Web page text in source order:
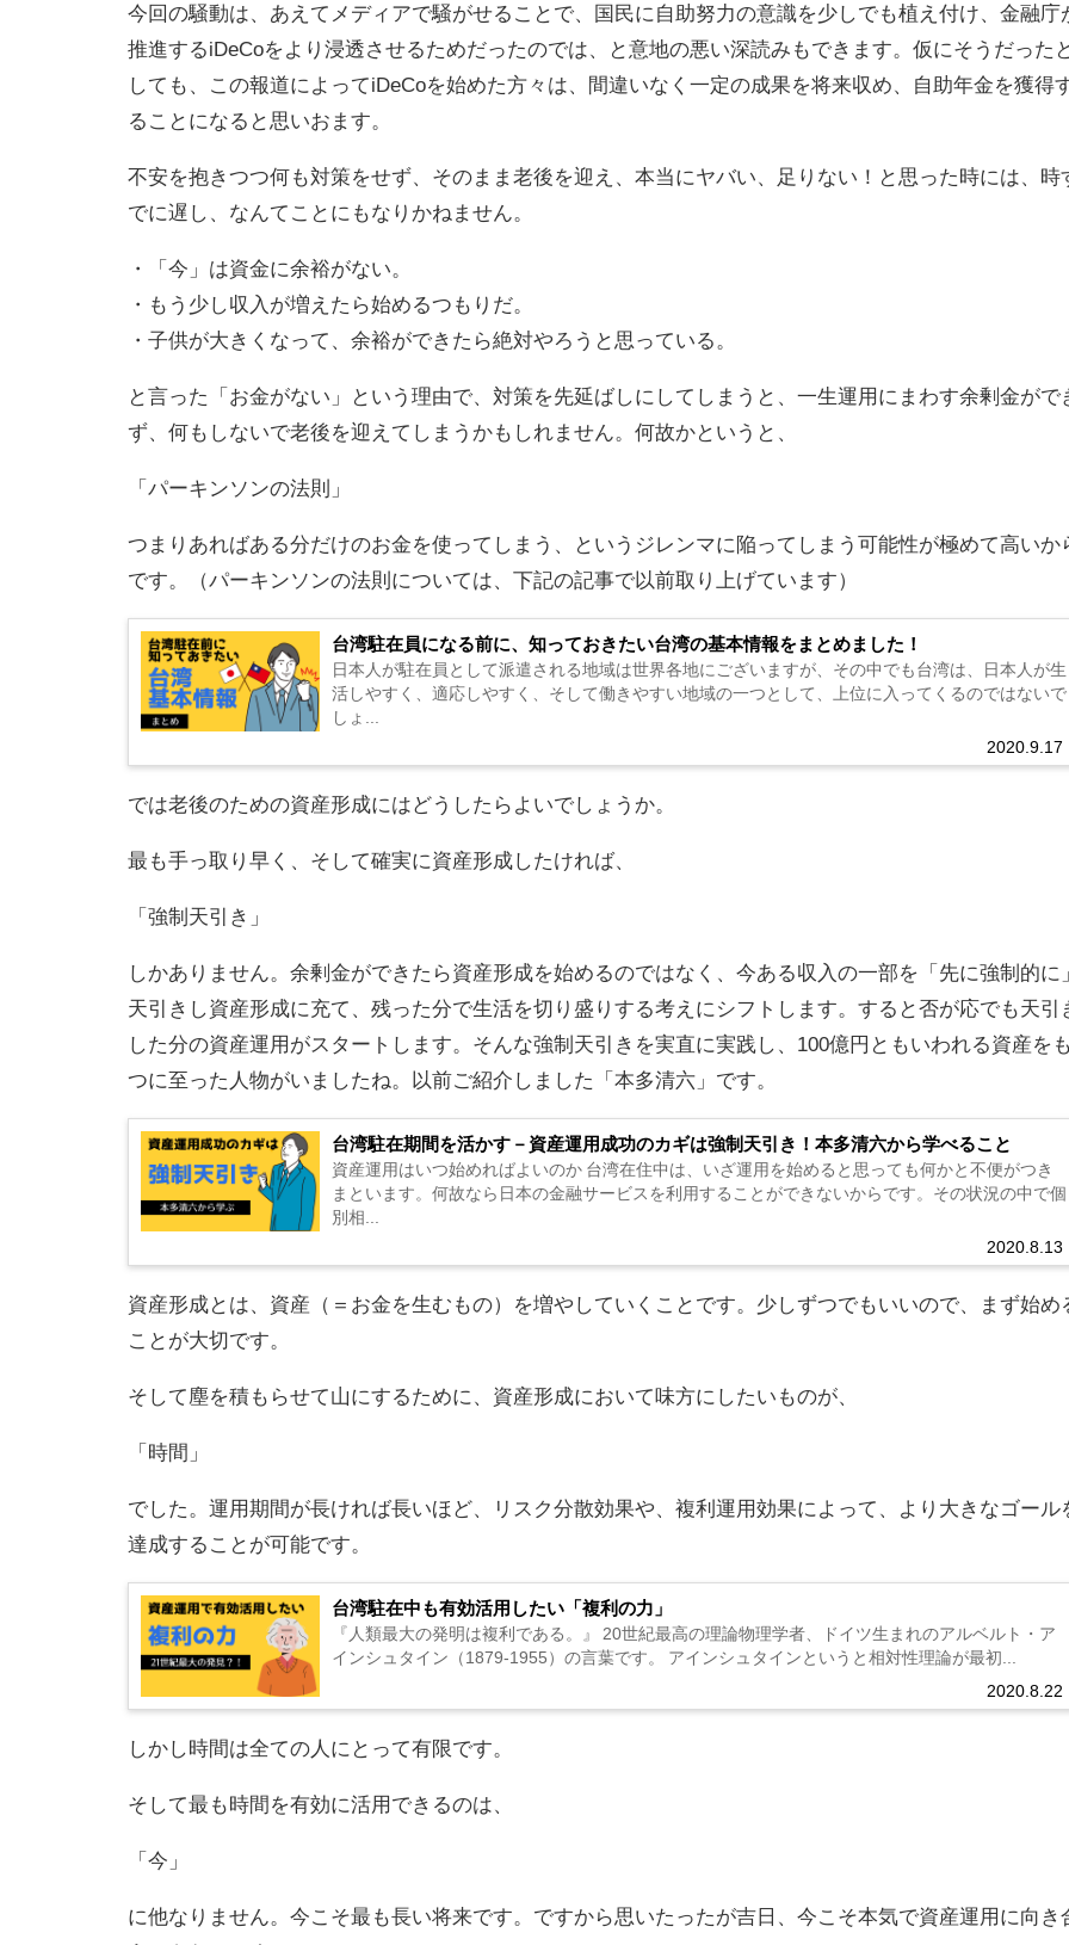
今回の騒動は、あえてメディアで騒がせることで、国民に自助努力の意識を少しでも植え付け、金融庁
推進するiDeCoをより浸透させるためだったのでは、と意地の悪い深読みもできます。仮にそうだった
しても、この報道によってiDeCoを始めた方々は、間違いなく一定の成果を将来収め、自助年金を獲得
ることになると思いおます。
不安を抱きつつ何も対策をせず、そのまま老後を迎え、本当にヤバい、足りない！と思った時には、時
でに遅し、なんてことにもなりかねません。
・「今」は資金に余裕がない。
・もう少し収入が増えたら始めるつもりだ。
・子供が大きくなって、余裕ができたら絶対やろうと思っている。
と言った「お金がない」という理由で、対策を先延ばしにしてしまうと、一生運用にまわす余剰金がで
ず、何もしないで老後を迎えてしまうかもしれません。何故かというと、
「パーキンソンの法則」
つまりあればある分だけのお金を使ってしまう、というジレンマに陥ってしまう可能性が極めて高いか
です。（パーキンソンの法則については、下記の記事で以前取り上げています）
台湾駐在員になる前に、知っておきたい台湾の基本情報をまとめました！
2020.9.17
日本人が駐在員として派遣される地域は世界各地にございますが、その中でも台湾は、日本人が生
活しやすく、適応しやすく、そして働きやすい地域の一つとして、上位に入ってくるのではないで
しょ...
では老後のための資産形成にはどうしたらよいでしょうか。
最も手っ取り早く、そして確実に資産形成したければ、
「強制天引き」
しかありません。余剰金ができたら資産形成を始めるのではなく、今ある収入の一部を「先に強制的に
天引きし資産形成に充て、残った分で生活を切り盛りする考えにシフトします。すると否が応でも天引
した分の資産運用がスタートします。そんな強制天引きを実直に実践し、100億円ともいわれる資産を
つに至った人物がいましたね。以前ご紹介しました「本多清六」です。
台湾駐在期間を活かす－資産運用成功のカギは強制天引き！本多清六から学べること
2020.8.13
資産運用はいつ始めればよいのか 台湾在住中は、いざ運用を始めると思っても何かと不便がつき
まといます。何故なら日本の金融サービスを利用することができないからです。その状況の中で個
別相...
資産形成とは、資産（＝お金を生むもの）を増やしていくことです。少しずつでもいいので、まず始め
ことが大切です。
そして塵を積もらせて山にするために、資産形成において味方にしたいものが、
「時間」
でした。運用期間が長ければ長いほど、リスク分散効果や、複利運用効果によって、より大きなゴール
達成することが可能です。
台湾駐在中も有効活用したい「複利の力」
2020.8.22
『人類最大の発明は複利である。』 20世紀最高の理論物理学者、ドイツ生まれのアルベルト・ア
インシュタイン（1879-1955）の言葉です。 アインシュタインというと相対性理論が最初...
しかし時間は全ての人にとって有限です。
そして最も時間を有効に活用できるのは、
「今」
に他なりません。今こそ最も長い将来です。ですから思いたったが吉日、今こそ本気で資産運用に向き